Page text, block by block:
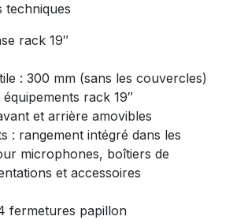
techniques
rack 19″
: 300 mm (sans les couvercles)
rack 19″
et arrière amovibles
: rangement intégré dans les
microphones, boîtiers de
et accessoires
fermetures papillon